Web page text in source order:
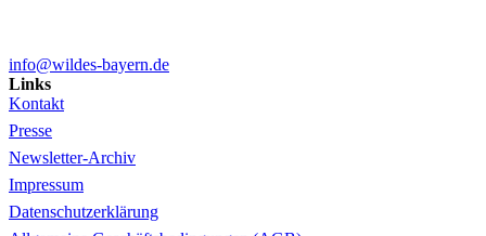
info@wildes-bayern.de
Links
Kontakt
Presse
Newsletter-Archiv
Impressum
Datenschutzerklärung